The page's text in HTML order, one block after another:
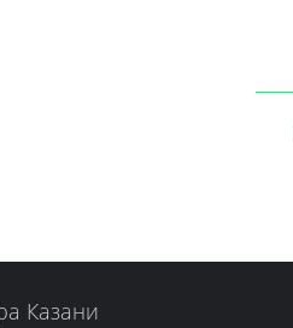
Казани